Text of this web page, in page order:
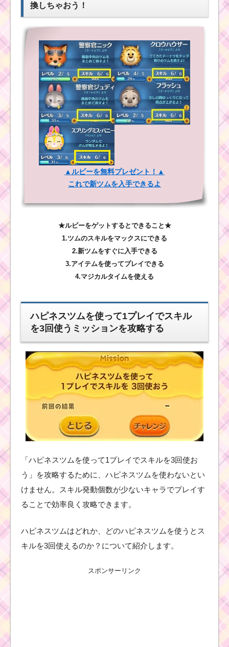
換しちゃおう！
▲ルビーを無料プレゼント！▲
これで新ツムを入手できるよ
★ルビーをゲットするとできること★
1.ツムのスキルをマックスにできる
2.新ツムをすぐに入手できる
3.アイテムを使ってプレイできる
4.マジカルタイムを使える
ハピネスツムを使って1プレイでスキル
を3回使うミッションを攻略する
「ハピネスツムを使って1プレイでスキルを3回使お
う」を攻略するために、ハピネスツムを使わないとい
けません。スキル発動個数が少ないキャラでプレイす
ることで効率良く攻略できます。
ハピネスツムはどれか、どのハピネスツムを使うとス
キルを3回使えるのか？について紹介します。
スポンサーリンク